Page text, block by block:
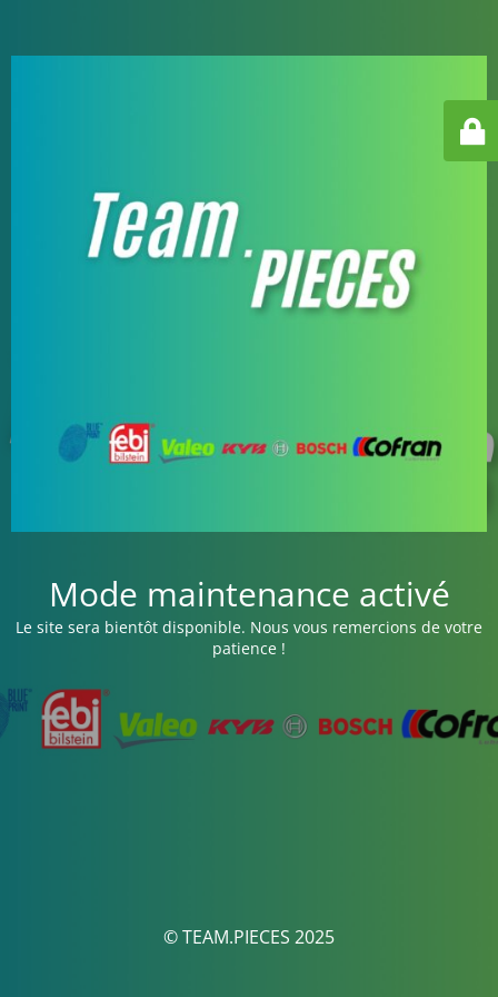
Mode maintenance activé
Le site sera bientôt disponible. Nous vous remercions de votre
patience !
© TEAM.PIECES 2025